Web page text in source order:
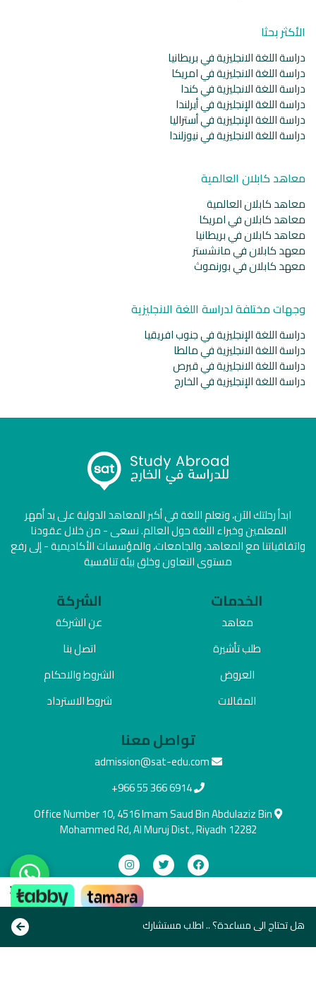
الأكثر بحثا
دراسة اللغة الانجليزية في بريطانيا
دراسة اللغة الانجليزية في امريكا
دراسة اللغة الانجليزية في كندا
دراسة اللغة الإنجليزية في أيرلندا
دراسة اللغة الإنجليزية في أستراليا
دراسة اللغة الانجليزية في نيوزلندا
معاهد كابلان العالمية
معاهد كابلان العالمية
معاهد كابلان في امريكا
معاهد كابلان في بريطانيا
معهد كابلان في مانشستر
معهد كابلان في بورنموث
وجهات مختلفة لدراسة اللغة الانجليزية
دراسة اللغة الإنجليزية في جنوب افريقيا
دراسة اللغة الانجليزية في مالطا
دراسة اللغة الانجليزية في قبرص
دراسة اللغة الإنجليزية في الخارج
ابدأ رحلتك الآن، وتعلم اللغة في أكبر المعاهد الدولية على يد أمهر
المعلمين وخبراء اللغة حول العالم. نسعى - من خلال عقودنا
واتفاقياتنا مع المعاهد، والجامعات، والمؤسسات الأكاديمية - إلى رفع
مستوى التعاون وخلق بيئة تنافسية
الخدمات
معاهد
طلب تأشيرة
العروض
المقالات
الشركة
عن الشركة
اتصل بنا
الشروط والاحكام
شروط الاسترداد
تواصل معنا
admission@sat-edu.com
+966 55 366 6914
Office Number 10, 4516 Imam Saud Bin Abdulaziz Bin
Mohammed Rd, Al Muruj Dist., Riyadh 12282
دفع آمن
هل تحتاج الى مساعدة؟ .. اطلب مستشارك
×